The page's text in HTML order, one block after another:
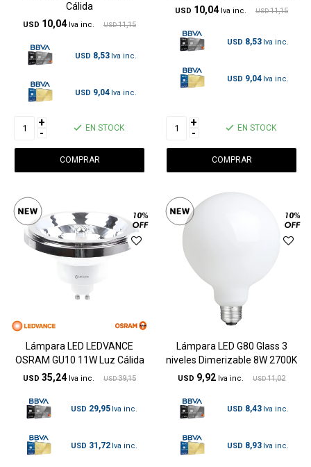
Cálida
USD 10,04 USD 11,15
USD 8,53
USD 9,04
+
- EN STOCK
USD 10,04 USD 11,15
USD 8,53
USD 9,04
+
- EN STOCK
Lámpara LED LEDVANCE
OSRAM GU10 11W Luz Cálida
USD 35,24 USD 39,15
USD 29,95
USD 31,72
Lámpara LED G80 Glass 3
niveles Dimerizable 8W 2700K
USD 9,92 USD 11,02
USD 8,43
USD 8,93